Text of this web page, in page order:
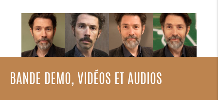
BANDE DEMO, VIDÉOS ET AUDIOS